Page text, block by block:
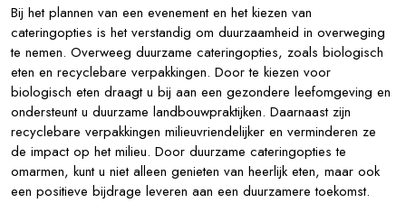
Bij het plannen van een evenement en het kiezen van
cateringopties is het verstandig om duurzaamheid in overweging
te nemen. Overweeg duurzame cateringopties, zoals biologisch
eten en recyclebare verpakkingen. Door te kiezen voor
biologisch eten draagt u bij aan een gezondere leefomgeving en
ondersteunt u duurzame landbouwpraktijken. Daarnaast zijn
recyclebare verpakkingen milieuvriendelijker en verminderen ze
de impact op het milieu. Door duurzame cateringopties te
omarmen, kunt u niet alleen genieten van heerlijk eten, maar ook
een positieve bijdrage leveren aan een duurzamere toekomst.